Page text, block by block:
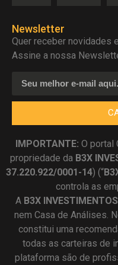
Newsletter
Quer receber novidades
Assine a nossa
IMPORTANTE: O portal
propriedade da B3X
37.220.922/0001-14) (“
controla as
A B3X INVESTIMENTOS
nem Casa de Análises.
constitui uma
todas as carteiras de
plataforma são de